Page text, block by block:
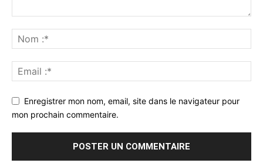
Enregistrer mon nom, email, site dans le navigateur pour
mon prochain commentaire.